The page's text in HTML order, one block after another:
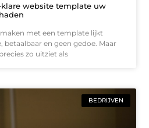
website template uw
met een template lijkt
betaalbaar en geen gedoe. Maar
zo uitziet als
BEDRIJVEN